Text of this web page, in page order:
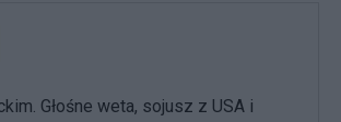
Głośne weta, sojusz z USA i